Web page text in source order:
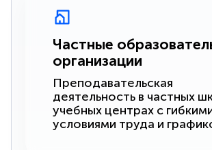
Частные
организации
Преподавательская
деятельность в частных
учебных центрах с
условиями труда и